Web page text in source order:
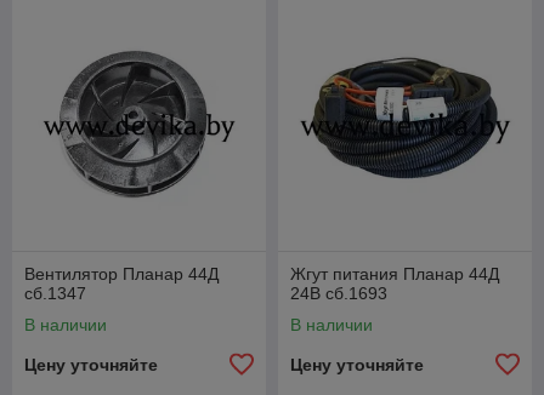
Вентилятор Планар 44Д
сб.1347
В наличии
Цену уточняйте
Жгут питания Планар 44Д
24В сб.1693
В наличии
Цену уточняйте